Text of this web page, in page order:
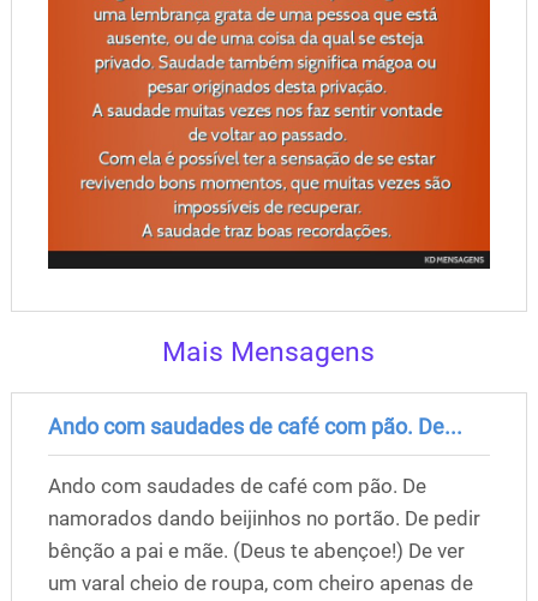
Mais Mensagens
Ando com saudades de café com pão. De...
Ando com saudades de café com pão. De
namorados dando beijinhos no portão. De pedir
bênção a pai e mãe. (Deus te abençoe!) De ver
um varal cheio de roupa, com cheiro apenas de